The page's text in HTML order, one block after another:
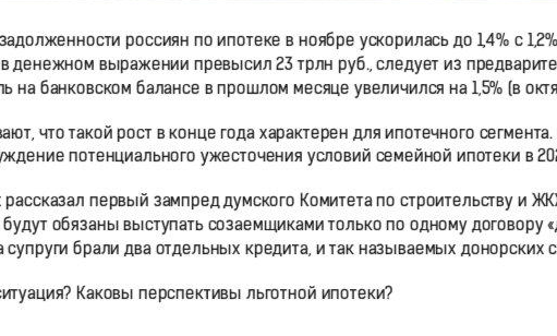
россиян по ипотеке в ноябре ускорилась до 1,4% с
денежном выражении превысил 23 трлн руб., следует из
на банковском балансе в прошлом месяце увеличился на 1,5% (в
что такой рост в конце года характерен для ипотечного
потенциального ужесточения условий семейной ипотеки в
первый зампред думского Комитета по строительству и
будут обязаны выступать созаемщиками только по одному договору
супруги брали два отдельных кредита, и так называемых донорских
Каковы перспективы льготной ипотеки?